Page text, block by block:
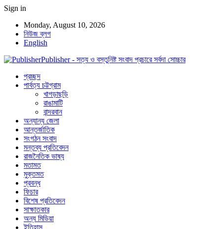
Sign in
Monday, August 10, 2026
নিউজ ব্লগ
English
Publisher - সত্য ও বস্তুনিষ্ট সংবাদ প্রচারে সর্বদা সোচ্চার
প্রচ্ছদ
পার্বত্য চট্টগ্রাম
খাগড়াছড়ি
রাঙামাটি
বান্দরবান
অন্যান্য জেলা
আন্তর্জাতিক
সংগঠন সংবাদ
মন্তব্য প্রতিবেদন
রাজনৈতিক ভাষ্য
মতামত
মুক্তমত
প্রবন্ধ
ফিচার
বিশেষ প্রতিবেদন
সাক্ষাতকার
অন্য মিডিয়া
ইতিহাস